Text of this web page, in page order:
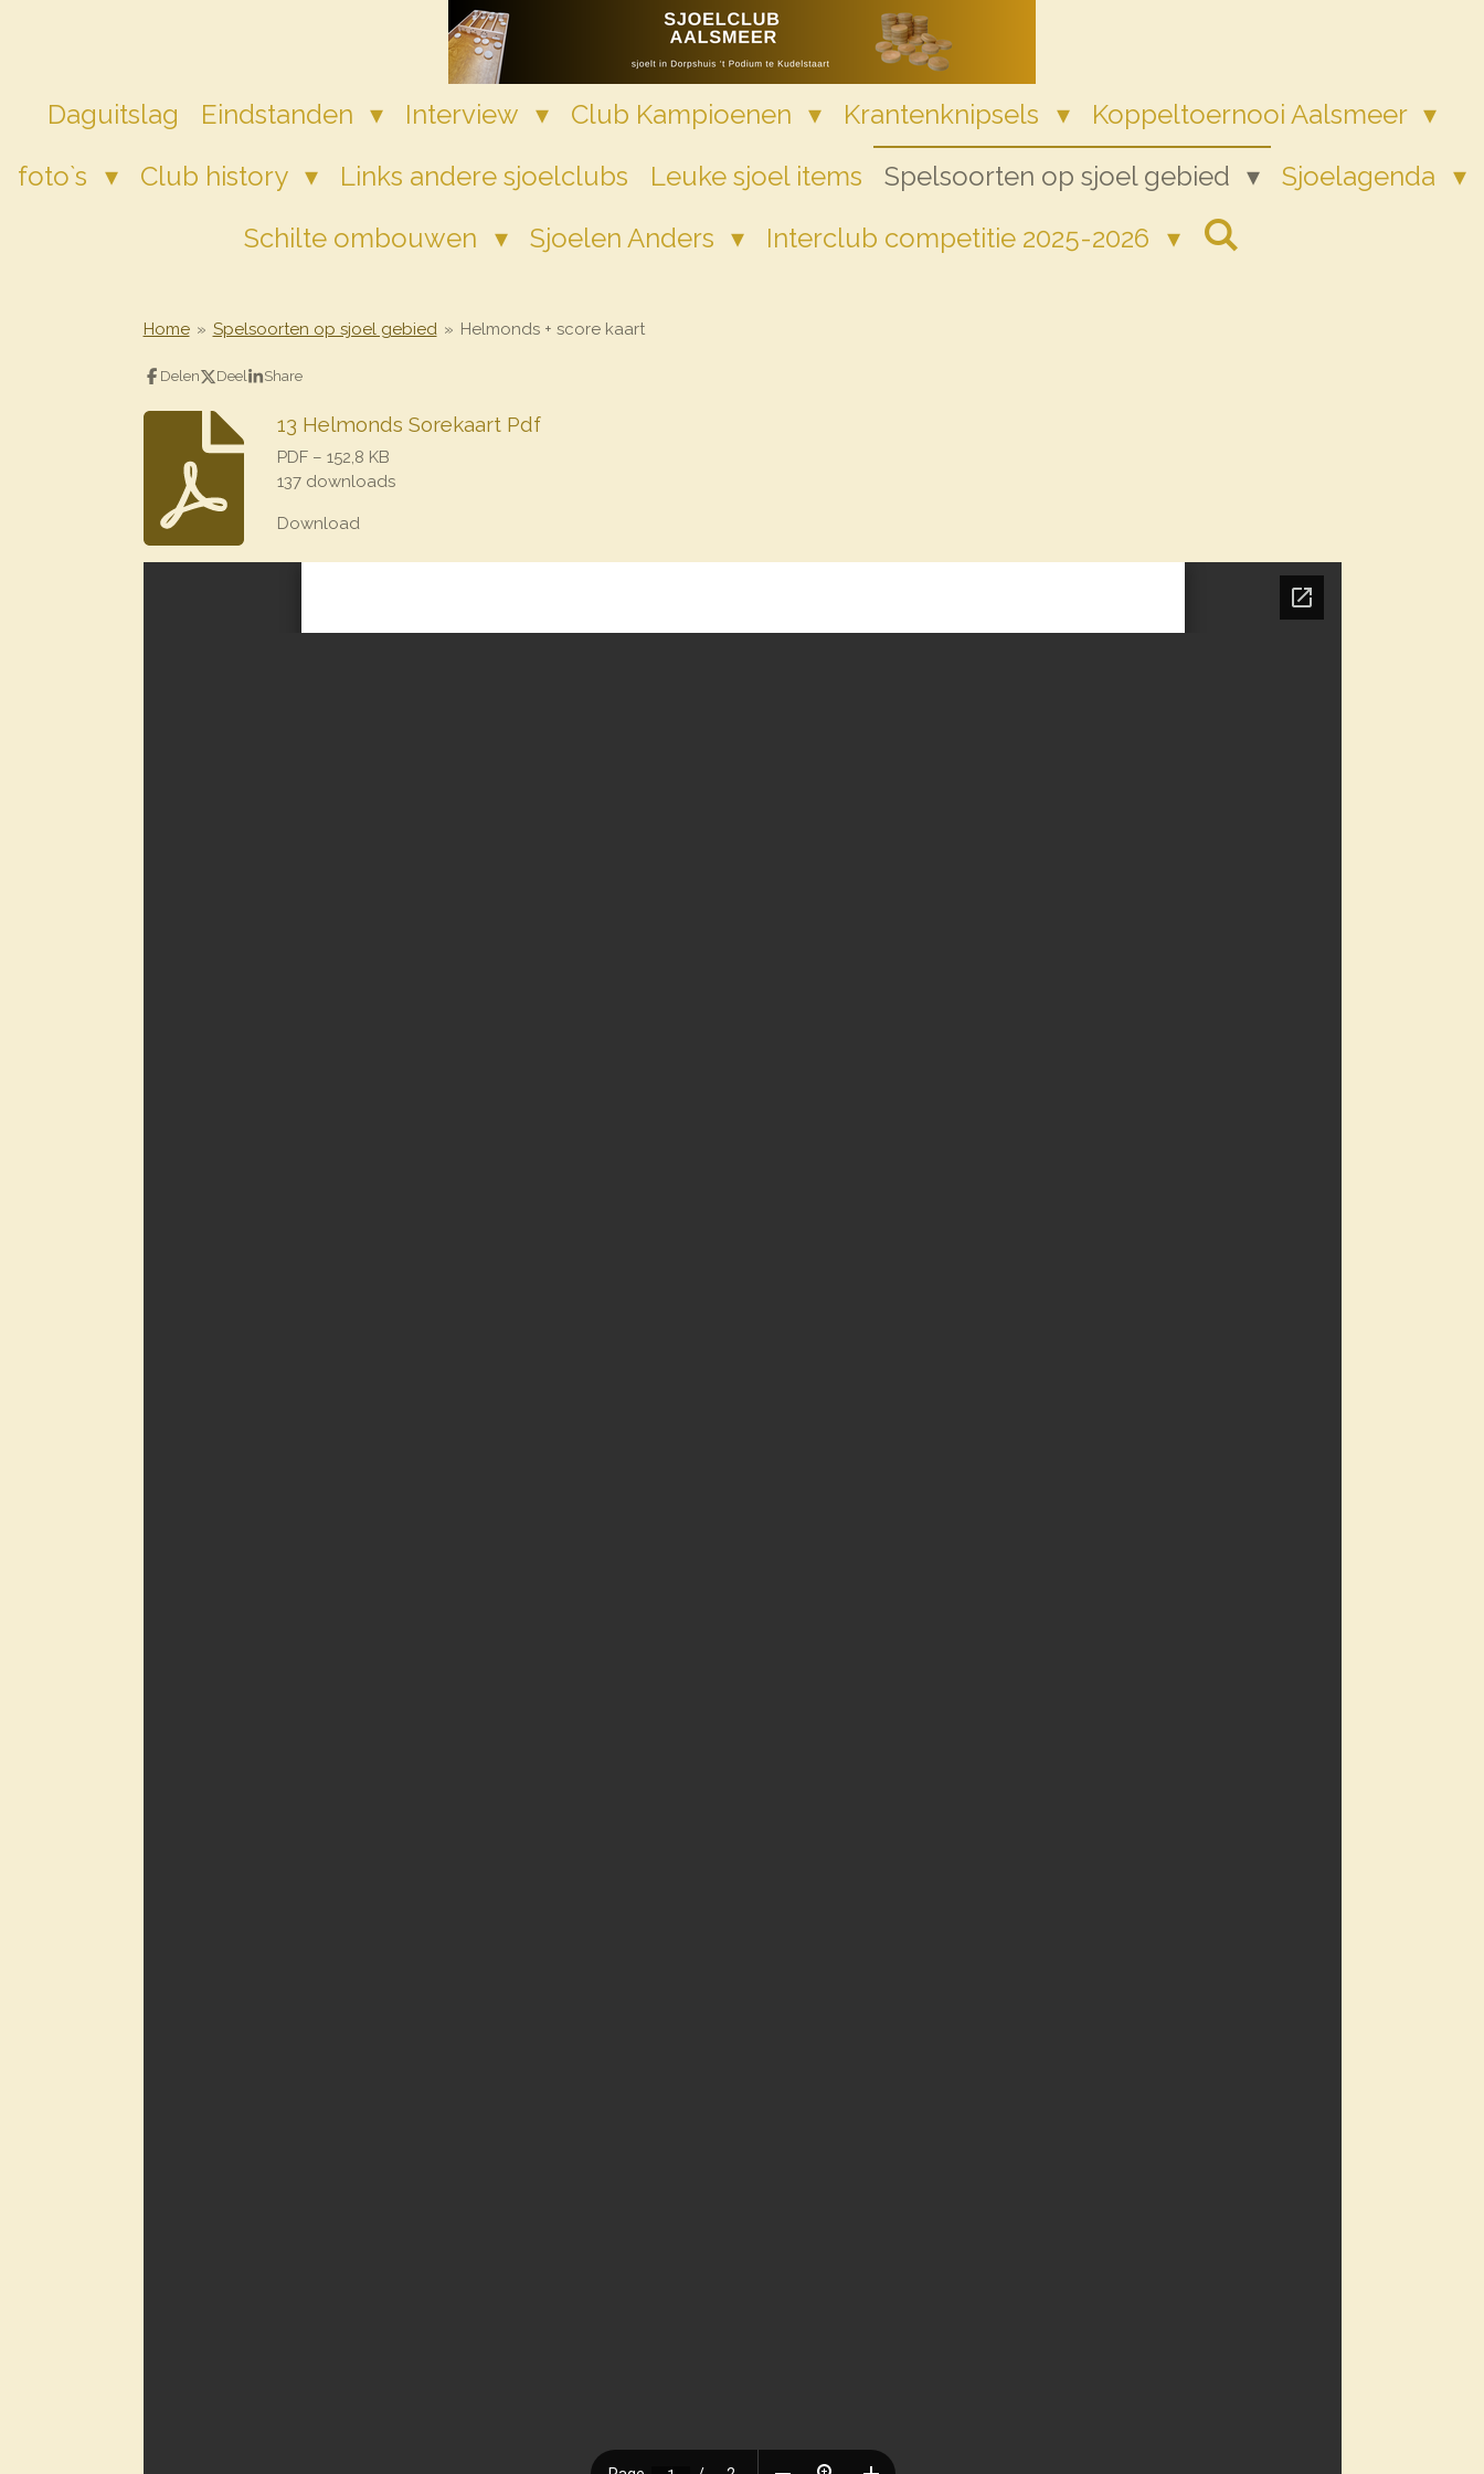
hoofdinhoud
Daguitslag Eindstanden Interview Club Kampioenen Krantenknipsels
Koppeltoernooi Aalsmeer
foto`s
Club history Links andere sjoelclubs Leuke sjoel items Spelsoorten op sjoel gebied
Sjoelagenda
Schilte ombouwen
Sjoelen Anders Interclub competitie 2025-2026
Home » Spelsoorten op sjoel gebied » Helmonds + score kaart
Delen Deel Share
13 Helmonds Sorekaart Pdf
PDF – 152,8 KB
137 downloads
Download